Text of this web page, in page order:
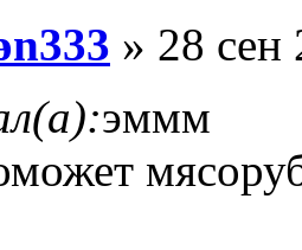
» 28 сен
эммм